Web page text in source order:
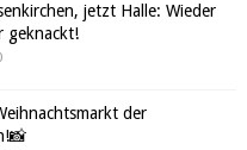
jetzt Halle: Wieder
geknackt!
der